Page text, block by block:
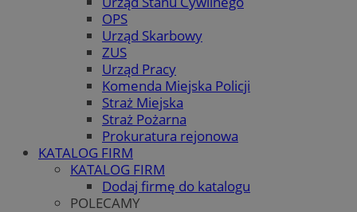
OPS
Urząd Skarbowy
ZUS
Urząd Pracy
Komenda Miejska Policji
Straż Miejska
Straż Pożarna
Prokuratura rejonowa
KATALOG FIRM
KATALOG FIRM
Dodaj firmę do katalogu
POLECAMY